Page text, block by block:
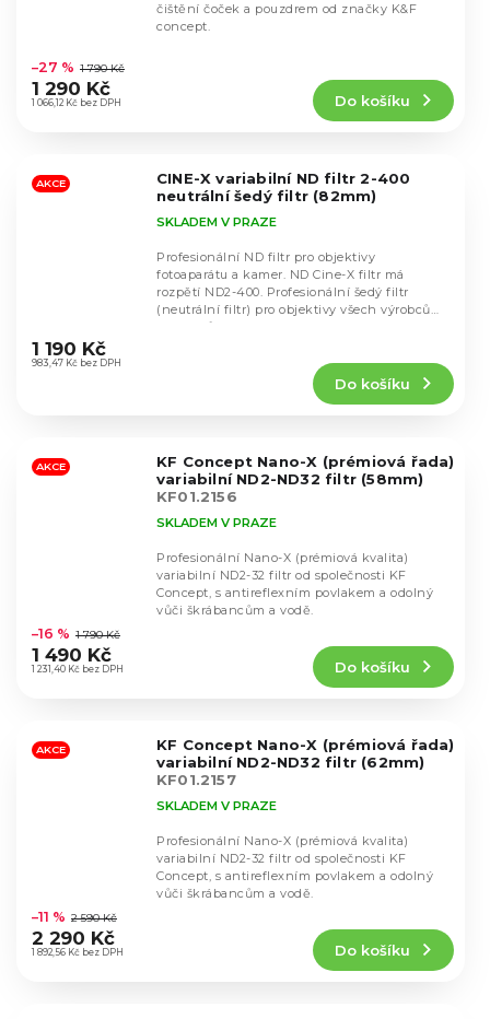
hodnocení
produktu
je
hvězdiček.
1 066,12 Kč bez DPH
–27 % 1 790 Kč
1 290 Kč
Do košíku
čištění čoček a pouzdrem od značky K&F
concept.
AKCE
CINE-X variabilní ND filtr 2-400
neutrální šedý filtr (82mm)
hodnocení
produktu
hvězdiček.
SKLADEM V PRAZE
983,47 Kč bez DPH
1 190 Kč
Do košíku
Profesionální ND filtr pro objektivy
fotoaparátu a kamer. ND Cine-X filtr má
rozpětí ND2-400. Profesionální šedý filtr
(neutrální filtr) pro objektivy všech výrobců
objektivů s...
AKCE
KF Concept Nano-X (prémiová řada)
variabilní ND2-ND32 filtr (58mm)
KF01.2156
hodnocení
produktu
je
hvězdiček.
SKLADEM V PRAZE
1 231,40 Kč bez DPH
–16 % 1 790 Kč
1 490 Kč
Do košíku
Profesionální Nano-X (prémiová kvalita)
variabilní ND2-32 filtr od společnosti KF
Concept, s antireflexním povlakem a odolný
vůči škrábancům a vodě.
AKCE
KF Concept Nano-X (prémiová řada)
variabilní ND2-ND32 filtr (62mm)
KF01.2157
hodnocení
produktu
je
SKLADEM V PRAZE
1 892,56 Kč bez DPH
–11 % 2 590 Kč
2 290 Kč
Do košíku
Profesionální Nano-X (prémiová kvalita)
variabilní ND2-32 filtr od společnosti KF
Concept, s antireflexním povlakem a odolný
vůči škrábancům a vodě.